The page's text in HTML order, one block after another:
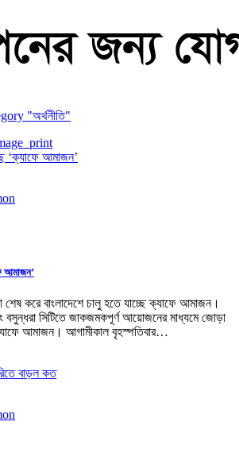
"অর্থনীতি"
আমাজন’
করে বাংলাদেশে চালু হতে যাচ্ছে ক্যাফে আমাজন।
বসুন্ধরা সিটিতে জাকজমকপূর্ণ আয়োজনের মাধ্যমে জোড়া
আমাজন। আগামীকাল বৃহস্পতিবার…